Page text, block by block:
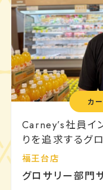
カ
Carney’s社員イ
りを追求するグ
福王台店
グロサリー部門